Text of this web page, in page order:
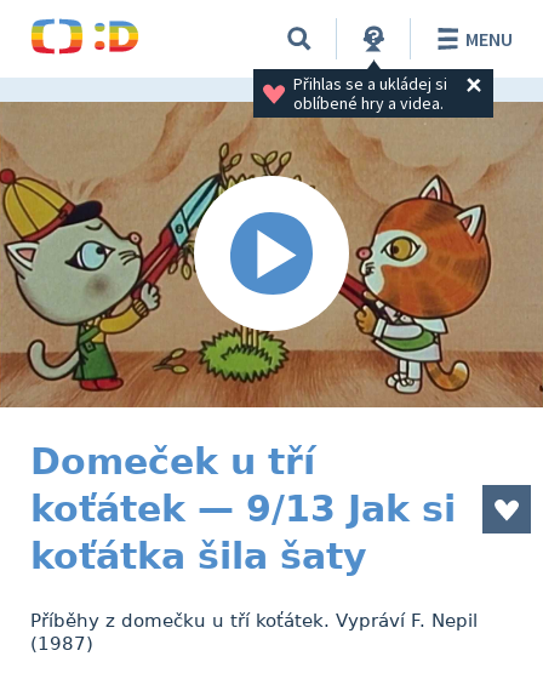
Přihlas se a ukládej si
oblíbené hry a videa.
MENU
Domeček u tří
koťátek — 9/13 Jak si
koťátka šila šaty
Příběhy z domečku u tří koťátek. Vypráví F. Nepil
(1987)